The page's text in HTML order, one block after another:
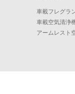
車載フレグラ
車載空気清浄
アームレスト